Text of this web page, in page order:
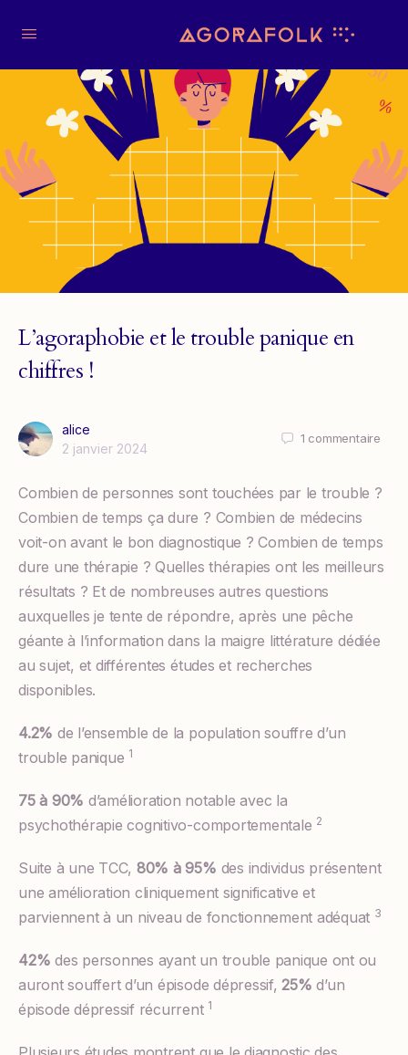
L’agoraphobie et le trouble panique en
chiffres !
alice
2 janvier 2024
1 commentaire
Combien de personnes sont touchées par le trouble ?
Combien de temps ça dure ? Combien de médecins
voit-on avant le bon diagnostique ? Combien de temps
dure une thérapie ? Quelles thérapies ont les meilleurs
résultats ? Et de nombreuses autres questions
auxquelles je tente de répondre, après une pêche
géante à l’information dans la maigre littérature dédiée
au sujet, et différentes études et recherches
disponibles.
4.2% de l’ensemble de la population souffre d’un
trouble panique 1
75 à 90% d’amélioration notable avec la
psychothérapie cognitivo-comportementale 2
Suite à une TCC, 80% à 95% des individus présentent
une amélioration cliniquement significative et
parviennent à un niveau de fonctionnement adéquat 3
42% des personnes ayant un trouble panique ont ou
auront souffert d’un épisode dépressif, 25% d’un
épisode dépressif récurrent 1